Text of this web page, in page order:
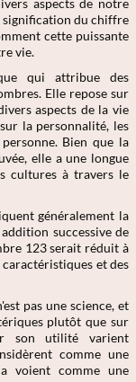
signification du chiffre
cette puissante
vie.
qui attribue des
Elle repose sur
aspects de la vie
la personnalité, les
Bien que la
elle a une longue
cultures à travers le
généralement la
successive de
123 serait réduit à
caractéristiques et des
pas une science, et
plutôt que sur
son utilité varient
comme une
voient comme une